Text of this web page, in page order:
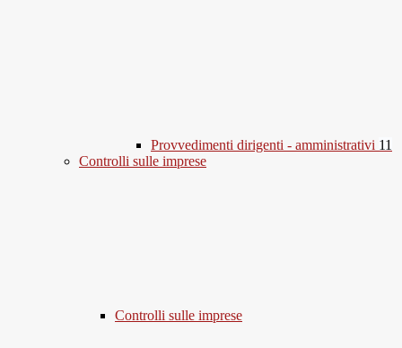
Provvedimenti dirigenti - amministrativi 11
Controlli sulle imprese
Controlli sulle imprese